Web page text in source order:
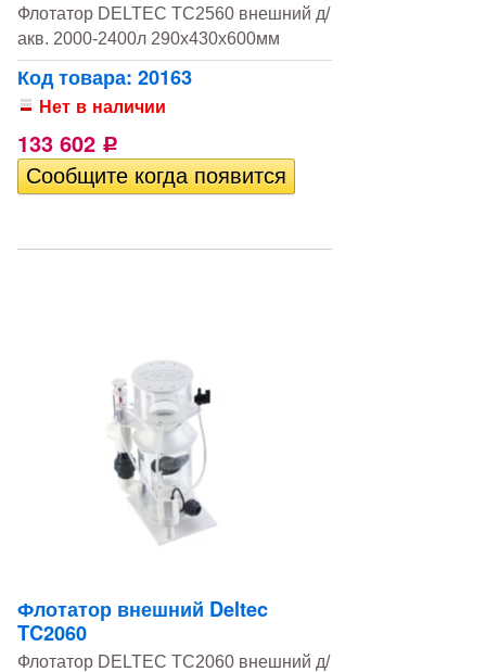
Флотатор DELTEC TC2560 внешний д/
акв. 2000-2400л 290х430х600мм
Код товара: 20163
Нет в наличии
133 602 Р
Флотатор внешний Deltec
TC2060
Флотатор DELTEC TC2060 внешний д/